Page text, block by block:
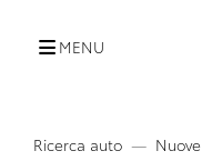
MENU
Ricerca auto Nuove